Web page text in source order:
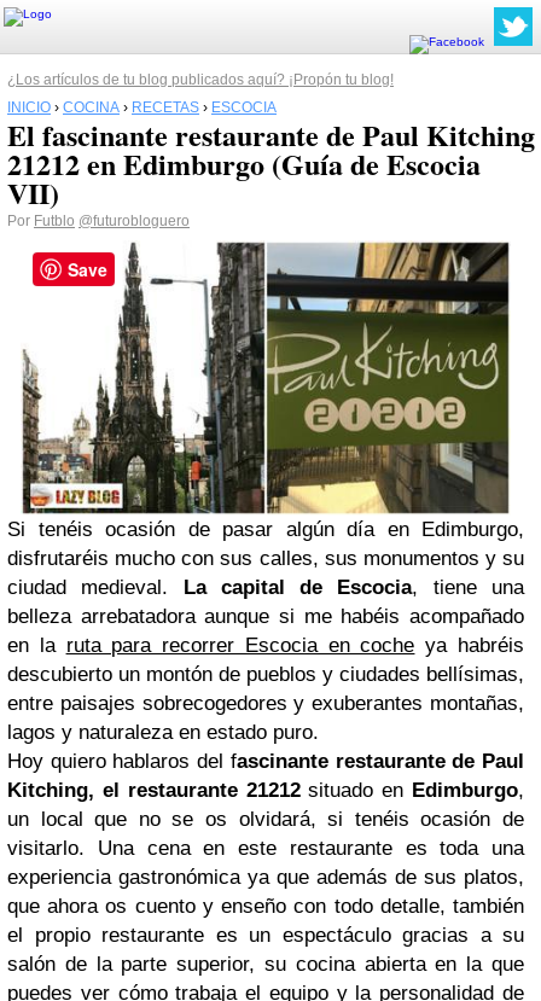
¿Los artículos de tu blog publicados aquí? ¡Propón tu blog!
INICIO › COCINA › RECETAS › ESCOCIA
El fascinante restaurante de Paul Kitching
21212 en Edimburgo (Guía de Escocia
VII)
Por Futblo @futurobloguero
Si tenéis ocasión de pasar algún día en Edimburgo,
disfrutaréis mucho con sus calles, sus monumentos y su
ciudad medieval. La capital de Escocia, tiene una
belleza arrebatadora aunque si me habéis acompañado
en la ruta para recorrer Escocia en coche ya habréis
descubierto un montón de pueblos y ciudades bellísimas,
entre paisajes sobrecogedores y exuberantes montañas,
lagos y naturaleza en estado puro.
Hoy quiero hablaros del fascinante restaurante de Paul
Kitching, el restaurante 21212situado en Edimburgo,
un local que no se os olvidará, si tenéis ocasión de
visitarlo. Una cena en este restaurante es toda una
experiencia gastronómica ya que además de sus platos,
que ahora os cuento y enseño con todo detalle, también
el propio restaurante es un espectáculo gracias a su
salón de la parte superior, su cocina abierta en la que
puedes ver cómo trabaja el equipo y la personalidad de
Save